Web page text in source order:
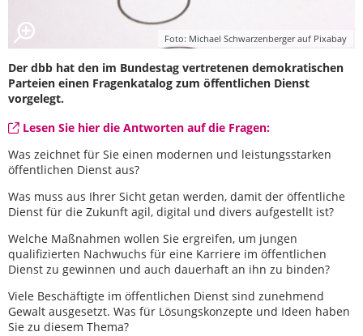
Foto: Michael Schwarzenberger auf Pixabay
Der dbb hat den im Bundestag vertretenen demokratischen
Parteien einen Fragenkatalog zum öffentlichen Dienst
vorgelegt.
Lesen Sie hier die Antworten auf die Fragen:
Was zeichnet für Sie einen modernen und leistungsstarken
öffentlichen Dienst aus?
Was muss aus Ihrer Sicht getan werden, damit der öffentliche
Dienst für die Zukunft agil, digital und divers aufgestellt ist?
Welche Maßnahmen wollen Sie ergreifen, um jungen
qualifizierten Nachwuchs für eine Karriere im öffentlichen
Dienst zu gewinnen und auch dauerhaft an ihn zu binden?
Viele Beschäftigte im öffentlichen Dienst sind zunehmend
Gewalt ausgesetzt. Was für Lösungskonzepte und Ideen haben
Sie zu diesem Thema?